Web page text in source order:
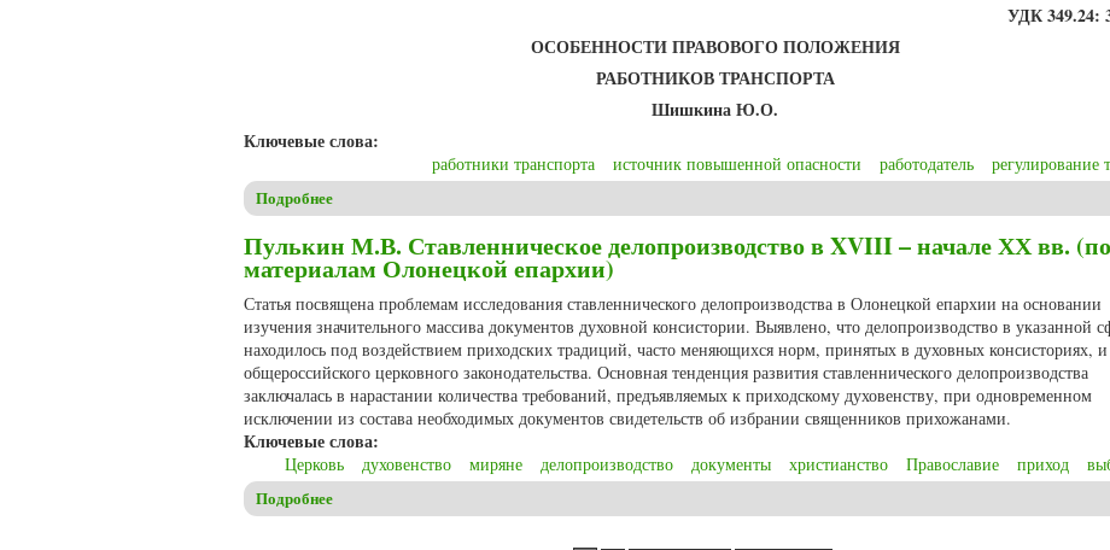
УДК 349.24:
ОСОБЕННОСТИ ПРАВОВОГО ПОЛОЖЕНИЯ
РАБОТНИКОВ ТРАНСПОРТА
Шишкина Ю.О.
Ключевые слова:
работники транспорта источник повышенной опасности работодатель регулирование
Подробнее
Пулькин М.В. Ставленническое делопроизводство в XVIII – начале ХХ вв. (по
материалам Олонецкой епархии)
Статья посвящена проблемам исследования ставленнического делопроизводства в Олонецкой епархии на основании
изучения значительного массива документов духовной консистории. Выявлено, что делопроизводство в указанной
находилось под воздействием приходских традиций, часто меняющихся норм, принятых в духовных консисториях, и
общероссийского церковного законодательства. Основная тенденция развития ставленнического делопроизводства
заключалась в нарастании количества требований, предъявляемых к приходскому духовенству, при одновременном
исключении из состава необходимых документов свидетельств об избрании священников прихожанами.
Ключевые слова:
Церковь духовенство миряне делопроизводство документы христианство Православие приход
Подробнее